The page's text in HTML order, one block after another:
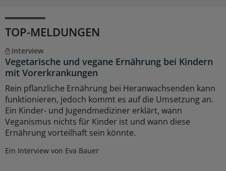
TOP-MELDUNGEN
Interview
Vegetarische und vegane Ernährung bei Kindern
mit Vorerkrankungen
Rein pflanzliche Ernährung bei Heranwachsenden kann
funktionieren, jedoch kommt es auf die Umsetzung an.
Ein Kinder- und Jugendmediziner erklärt, wann
Veganismus nichts für Kinder ist und wann diese
Ernährung vorteilhaft sein könnte.
Ein Interview von Eva Bauer